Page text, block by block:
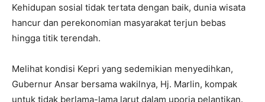
Kehidupan sosial tidak tertata dengan baik, dunia wisata
hancur dan perekonomian masyarakat terjun bebas
hingga titik terendah.
Melihat kondisi Kepri yang sedemikian menyedihkan,
Gubernur Ansar bersama wakilnya, Hj. Marlin, kompak
untuk tidak berlama-lama larut dalam uporia pelantikan.